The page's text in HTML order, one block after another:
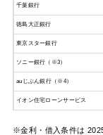
千葉銀行
徳島大正銀行
東京スター銀行
ソニー銀行（※3）
auじぶん銀行（※4）
イオン住宅ローンサービス
※金利・借入条件は